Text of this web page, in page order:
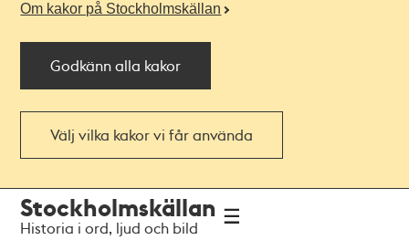
Om kakor på Stockholmskällan
Godkänn alla kakor
Välj vilka kakor vi får använda
navigationen
huvudinnehållet
Stockholmskällan
Historia i ord, ljud och bild